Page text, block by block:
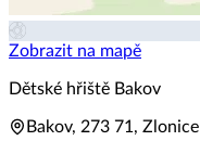
Zobrazit na mapě
Dětské hřiště Bakov
Bakov, 273 71, Zlonice